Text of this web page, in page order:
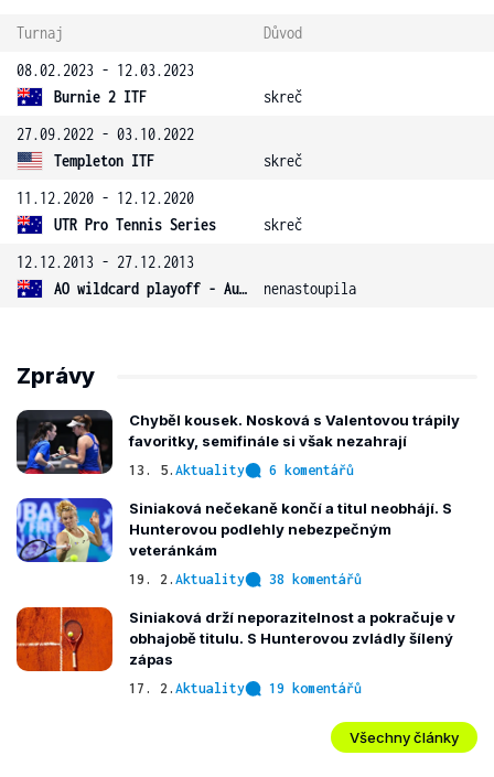
Turnaj
Důvod
08.02.2023 - 12.03.2023
Burnie 2 ITF
skreč
27.09.2022 - 03.10.2022
Templeton ITF
skreč
11.12.2020 - 12.12.2020
UTR Pro Tennis Series
skreč
12.12.2013 - 27.12.2013
AO wildcard playoff - Austrálie
nenastoupila
Zprávy
Chyběl kousek. Nosková s Valentovou trápily
favoritky, semifinále si však nezahrají
13. 5. Aktuality 6 komentářů
Siniaková nečekaně končí a titul neobhájí. S
Hunterovou podlehly nebezpečným
veteránkám
19. 2. Aktuality 38 komentářů
Siniaková drží neporazitelnost a pokračuje v
obhajobě titulu. S Hunterovou zvládly šílený
zápas
17. 2. Aktuality 19 komentářů
Všechny články